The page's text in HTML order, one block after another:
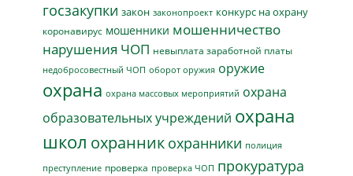
госзакупки закон законопроект конкурс на охрану
коронавирус мошенники мошенничество
нарушения ЧОП невыплата заработной платы
недобросовестный ЧОП оборот оружия оружие
охрана охрана массовых мероприятий охрана
образовательных учреждений охрана
школ охранник охранники полиция
преступление проверка проверка ЧОП прокуратура